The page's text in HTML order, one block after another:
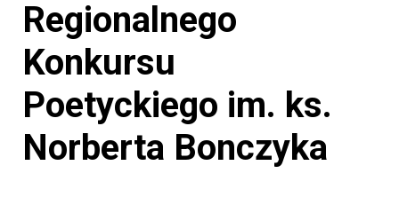
Regionalnego
Konkursu
Poetyckiego im. ks.
Norberta Bonczyka